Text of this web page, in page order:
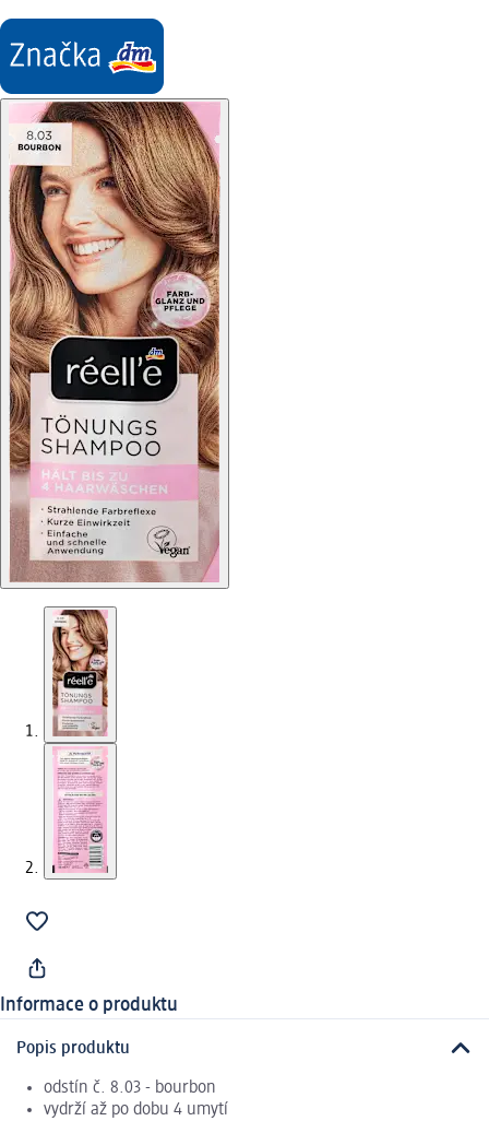
Informace o produktu
Popis produktu
odstín č. 8.03 - bourbon
vydrží až po dobu 4 umytí